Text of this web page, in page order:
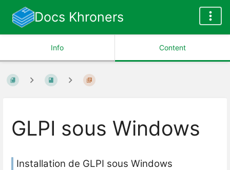
Docs Khroners
Info Content
GLPI sous Windows
Installation de GLPI sous Windows